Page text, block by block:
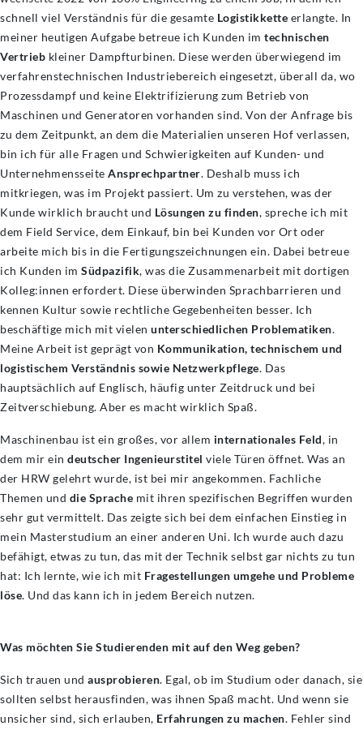
schnell viel Verständnis für die gesamte Logistikkette erlangte. In
meiner heutigen Aufgabe betreue ich Kunden im technischen
Vertrieb kleiner Dampfturbinen. Diese werden überwiegend im
verfahrenstechnischen Industriebereich eingesetzt, überall da, wo
Prozessdampf und keine Elektrifizierung zum Betrieb von
Maschinen und Generatoren vorhanden sind. Von der Anfrage bis
zu dem Zeitpunkt, an dem die Materialien unseren Hof verlassen,
bin ich für alle Fragen und Schwierigkeiten auf Kunden- und
Unternehmensseite Ansprechpartner. Deshalb muss ich
mitkriegen, was im Projekt passiert. Um zu verstehen, was der
Kunde wirklich braucht und Lösungen zu finden, spreche ich mit
dem Field Service, dem Einkauf, bin bei Kunden vor Ort oder
arbeite mich bis in die Fertigungszeichnungen ein. Dabei betreue
ich Kunden im Südpazifik, was die Zusammenarbeit mit dortigen
Kolleg:innen erfordert. Diese überwinden Sprachbarrieren und
kennen Kultur sowie rechtliche Gegebenheiten besser. Ich
beschäftige mich mit vielen unterschiedlichen Problematiken.
Meine Arbeit ist geprägt von Kommunikation, technischem und
logistischem Verständnis sowie Netzwerkpflege. Das
hauptsächlich auf Englisch, häufig unter Zeitdruck und bei
Zeitverschiebung. Aber es macht wirklich Spaß.
Maschinenbau ist ein großes, vor allem internationales Feld, in
dem mir ein deutscher Ingenieurstitel viele Türen öffnet. Was an
der HRW gelehrt wurde, ist bei mir angekommen. Fachliche
Themen und die Sprache mit ihren spezifischen Begriffen wurden
sehr gut vermittelt. Das zeigte sich bei dem einfachen Einstieg in
mein Masterstudium an einer anderen Uni. Ich wurde auch dazu
befähigt, etwas zu tun, das mit der Technik selbst gar nichts zu tun
hat: Ich lernte, wie ich mit Fragestellungen umgehe und Probleme
löse. Und das kann ich in jedem Bereich nutzen.
Was möchten Sie Studierenden mit auf den Weg geben?
Sich trauen und ausprobieren. Egal, ob im Studium oder danach, sie
sollten selbst herausfinden, was ihnen Spaß macht. Und wenn sie
unsicher sind, sich erlauben, Erfahrungen zu machen. Fehler sind